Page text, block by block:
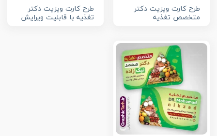
طرح کارت ویزیت دکتر
متخصص تغذیه
طرح کارت ویزیت دکتر
تغذیه با قابلیت ویرایش